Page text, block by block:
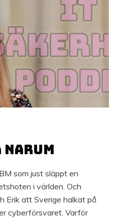
Narum
som just släppt en
i världen. Och
Erik att Sverige halkat på
cyberförsvaret. Varför